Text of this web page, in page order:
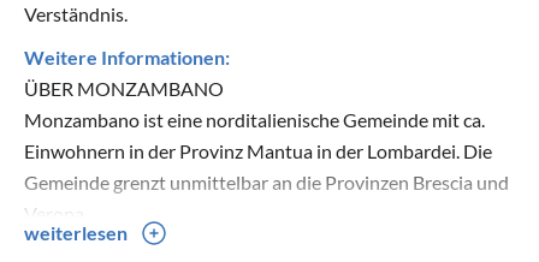
Verständnis.
Weitere Informationen:
ÜBER MONZAMBANO
Monzambano ist eine norditalienische Gemeinde mit ca.
Einwohnern in der Provinz Mantua in der Lombardei. Die
Gemeinde grenzt unmittelbar an die Provinzen Brescia und
Verona.
Mozambano gehört nicht gerade zu den Top-
weiterlesen